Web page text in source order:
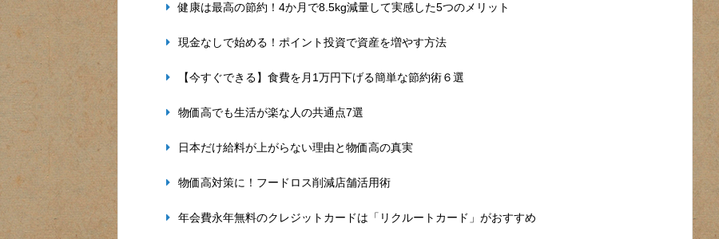
健康は最高の節約！4か月で8.5kg減量して実感した5つのメリット
現金なしで始める！ポイント投資で資産を増やす方法
【今すぐできる】食費を月1万円下げる簡単な節約術６選
物価高でも生活が楽な人の共通点7選
日本だけ給料が上がらない理由と物価高の真実
物価高対策に！フードロス削減店舗活用術
年会費永年無料のクレジットカードは「リクルートカード」がおすすめ